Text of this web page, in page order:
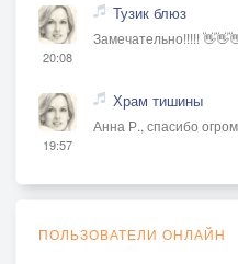
20:08
Тузик блюз
Замечательно!!!!!
19:57
Храм тишины
Анна Р., спасибо
ПОЛЬЗОВАТЕЛИ ОНЛАЙН